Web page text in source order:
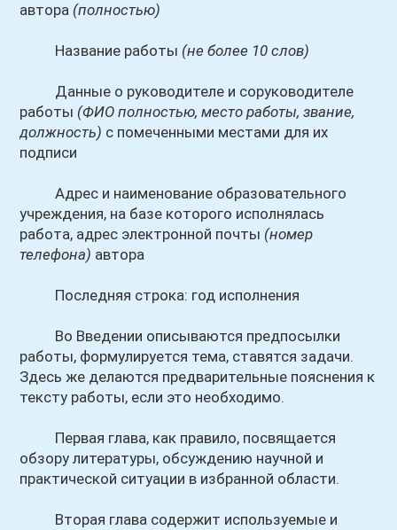
автора (полностью)
Название работы (не более 10 слов)
Данные о руководителе и соруководителе
работы (ФИО полностью, место работы, звание,
должность) с помеченными местами для их
подписи
Адрес и наименование образовательного
учреждения, на базе которого исполнялась
работа, адрес электронной почты (номер
телефона) автора
Последняя строка: год исполнения
Во Введении описываются предпосылки
работы, формулируется тема, ставятся задачи.
Здесь же делаются предварительные пояснения к
тексту работы, если это необходимо.
Первая глава, как правило, посвящается
обзору литературы, обсуждению научной и
практической ситуации в избранной области.
Вторая глава содержит используемые и